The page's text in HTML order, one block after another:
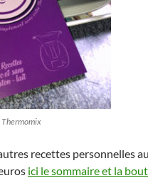
recettes personnelles
ici le sommaire et la